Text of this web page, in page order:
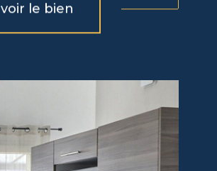
voir le bien